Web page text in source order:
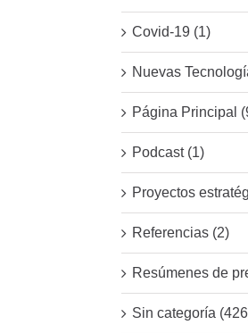
Covid-19 (1)
Nuevas
Página Principal
Podcast (1)
Proyectos
Referencias (2)
Resúmenes de
Sin categoría